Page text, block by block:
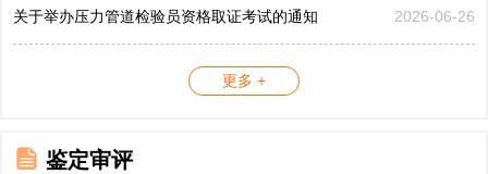
关于举办压力管道检验员资格取证考试的通知 2026-06-26
更多 +
鉴定审评